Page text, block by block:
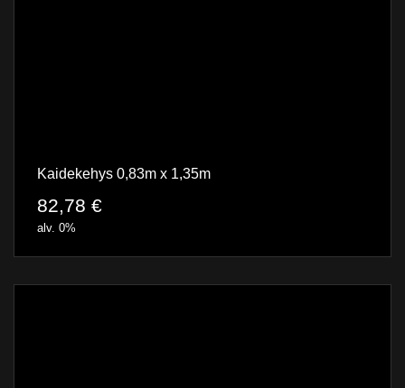
Kaidekehys 0,83m x 1,35m
82,78 €
alv. 0%